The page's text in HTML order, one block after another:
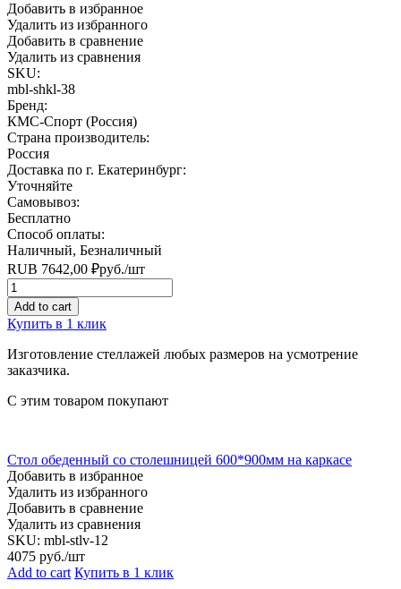
Добавить в избранное
Удалить из избранного
Добавить в сравнение
Удалить из сравнения
SKU:
mbl-shkl-38
Бренд:
КМС-Спорт (Россия)
Страна производитель:
Россия
Доставка по г. Екатеринбург:
Уточняйте
Самовывоз:
Бесплатно
Способ оплаты:
Наличный, Безналичный
RUB 7642,00 ₽руб./шт
Quantity
Add to cart
Купить в 1 клик
Изготовление стеллажей любых размеров на усмотрение
заказчика.
С этим товаром покупают
Стол обеденный со столешницей 600*900мм на каркасе
Добавить в избранное
Удалить из избранного
Добавить в сравнение
Удалить из сравнения
SKU: mbl-stlv-12
4075 руб./шт
Add to cart Купить в 1 клик